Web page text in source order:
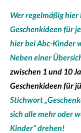
Wer regelmäßig
Geschenkideen für
hier bei Abc-Kinder
Neben einer
zwischen 1 und 10
Geschenkideen für
Stichwort
sich alle mehr oder
Kinder“ drehen!